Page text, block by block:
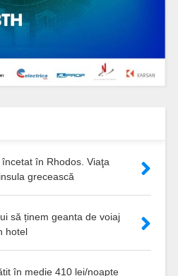
în Rhodos. Viaţa
grecească
să ținem geanta de voiaj
hotel
în medie 410 lei/noapte